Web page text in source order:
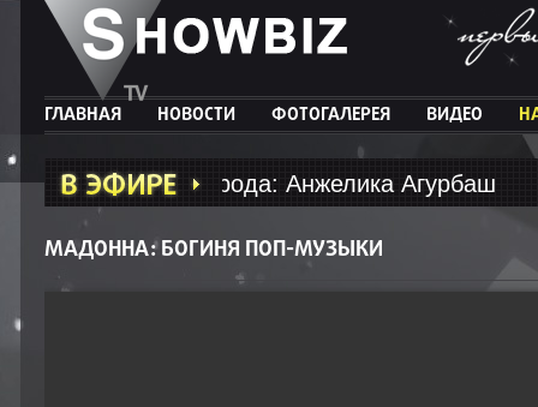
ГЛАВНАЯ НОВОСТИ ФОТОГАЛЕРЕЯ ВИДЕО
большого города: Анжелика Агурбаш
МАДОННА: БОГИНЯ ПОП-МУЗЫКИ